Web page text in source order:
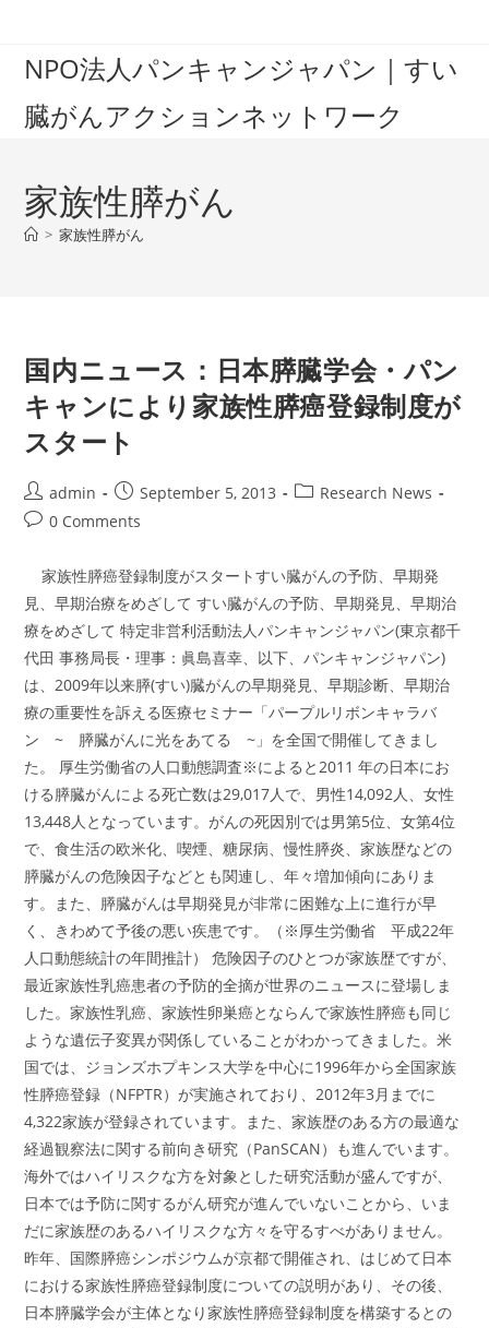
contentNPO法人パンキャンジャパン｜すい
臓がんアクションネットワーク
家族性膵がん
> 家族性膵がん
国内ニュース：日本膵臓学会・パン
キャンにより家族性膵癌登録制度が
スタート
Post
author:
admin
Post
published:
September 5, 2013
PostResearch News
Post0 Comments
家族性膵癌登録制度がスタートすい臓がんの予防、早期発
見、早期治療をめざして すい臓がんの予防、早期発見、早期治
療をめざして 特定非営利活動法人パンキャンジャパン(東京都千
代田 事務局長・理事：眞島喜幸、以下、パンキャンジャパン)
は、2009年以来膵(すい)臓がんの早期発見、早期診断、早期治
療の重要性を訴える医療セミナー「パープルリボンキャラバ
ン ~ 膵臓がんに光をあてる ~」を全国で開催してきまし
た。 厚生労働省の人口動態調査※によると2011 年の日本にお
ける膵臓がんによる死亡数は29,017人で、男性14,092人、女性
13,448人となっています。がんの死因別では男第5位、女第4位
で、食生活の欧米化、喫煙、糖尿病、慢性膵炎、家族歴などの
膵臓がんの危険因子などとも関連し、年々増加傾向にありま
す。また、膵臓がんは早期発見が非常に困難な上に進行が早
く、きわめて予後の悪い疾患です。（※厚生労働省 平成22年
人口動態統計の年間推計） 危険因子のひとつが家族歴ですが、
最近家族性乳癌患者の予防的全摘が世界のニュースに登場しま
した。家族性乳癌、家族性卵巣癌とならんで家族性膵癌も同じ
ような遺伝子変異が関係していることがわかってきました。米
国では、ジョンズホプキンス大学を中心に1996年から全国家族
性膵癌登録（NFPTR）が実施されており、2012年3月までに
4,322家族が登録されています。また、家族歴のある方の最適な
経過観察法に関する前向き研究（PanSCAN）も進んでいます。
海外ではハイリスクな方を対象とした研究活動が盛んですが、
日本では予防に関するがん研究が進んでいないことから、いま
だに家族歴のあるハイリスクな方々を守るすべがありません。
昨年、国際膵癌シンポジウムが京都で開催され、はじめて日本
における家族性膵癌登録制度についての説明があり、その後、
日本膵臓学会が主体となり家族性膵癌登録制度を構築するとの